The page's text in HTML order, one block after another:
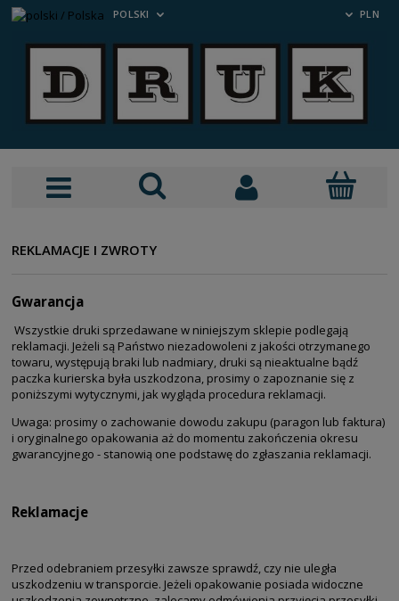
POLSKI PLN
REKLAMACJE I ZWROTY
Gwarancja
Wszystkie druki sprzedawane w niniejszym sklepie podlegają
reklamacji. Jeżeli są Państwo niezadowoleni z jakości otrzymanego
towaru, występują braki lub nadmiary, druki są nieaktualne bądź
paczka kurierska była uszkodzona, prosimy o zapoznanie się z
poniższymi wytycznymi, jak wygląda procedura reklamacji.
Uwaga: prosimy o zachowanie dowodu zakupu (paragon lub faktura)
i oryginalnego opakowania aż do momentu zakończenia okresu
gwarancyjnego - stanowią one podstawę do zgłaszania reklamacji.
Reklamacje
Przed odebraniem przesyłki zawsze sprawdź, czy nie uległa
uszkodzeniu w transporcie. Jeżeli opakowanie posiada widoczne